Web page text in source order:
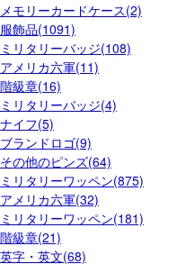
メモリーカードケース(2)
服飾品(1091)
ミリタリーバッジ(108)
アメリカ六軍(11)
階級章(16)
ミリタリーバッジ(4)
ナイフ(5)
ブランドロゴ(9)
その他のピンズ(64)
ミリタリーワッペン(875)
アメリカ六軍(32)
ミリタリーワッペン(181)
階級章(21)
英字・英文(68)